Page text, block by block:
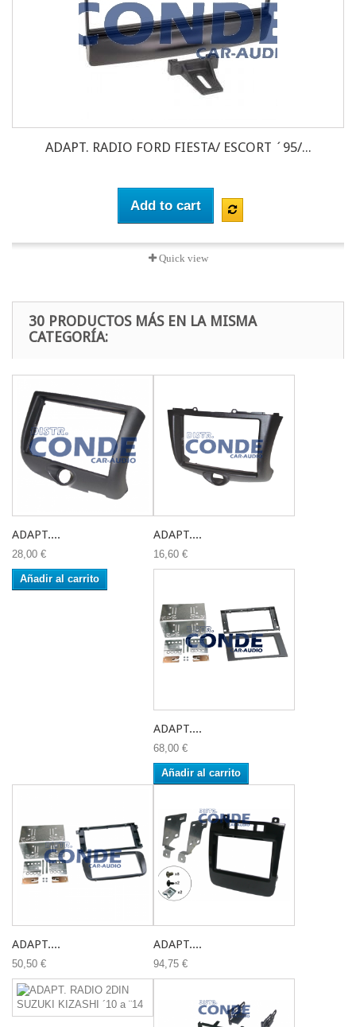
ADAPT. RADIO FORD FIESTA/ ESCORT ´95/...
Add to cart
Quick view
30 PRODUCTOS MÁS EN LA MISMA
CATEGORÍA:
ADAPT....
28,00 €
Añadir al carrito
ADAPT....
16,60 €
ADAPT....
68,00 €
Añadir al carrito
ADAPT....
50,50 €
ADAPT....
94,75 €